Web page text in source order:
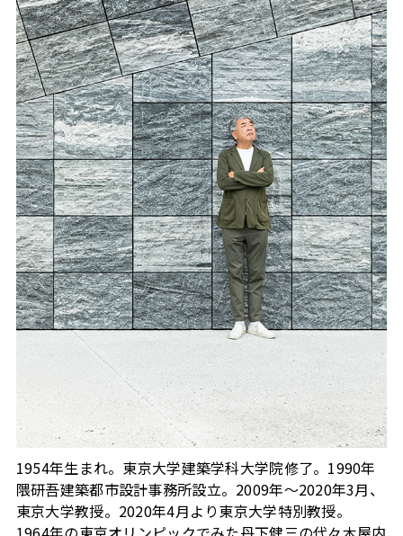
1954年生まれ。東京大学建築学科大学院修了。1990年
隈研吾建築都市設計事務所設立。2009年～2020年3月、
東京大学教授。2020年4月より東京大学特別教授。